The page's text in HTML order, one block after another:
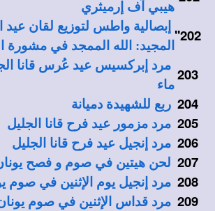
هيبي آف إرميثري
202
'' إبصالية واطس لتوزيع لقان
المجيد: الله الممجد في مشورة
203
ماء
204 ربع للشهيدة دميانة
205 مرد مزمور عيد فرح قانا الجليل
206 مرد إنجيل عيد فرح قانا الجليل
207 لحن هيتين في صوم و فصح
208 مرد إنجيل يوم الإثنين في صوم
209 مرد قداس الإثنين في صوم